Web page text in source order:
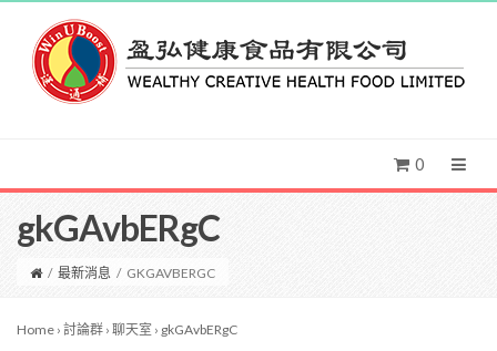
0
gkGAvbERgC
/ 最新消息 / GKGAVBERGC
Home › 討論群 › 聊天室 › gkGAvbERgC